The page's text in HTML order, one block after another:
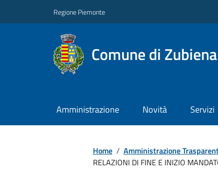
Regione Piemonte
Comune di Zubiena
Amministrazione Novità Servizi
Home / Amministrazione
RELAZIONI DI FINE E INIZIO